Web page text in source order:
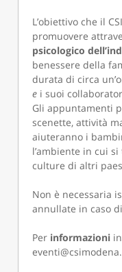
L’obiettivo che il
promuovere
psicologico
benessere della
durata di circa
e i suoi
Gli appuntamenti
scenette, attività
aiuteranno i
l’ambiente in cui
culture di altri
Non è necessaria
annullate in caso
Per informazioni